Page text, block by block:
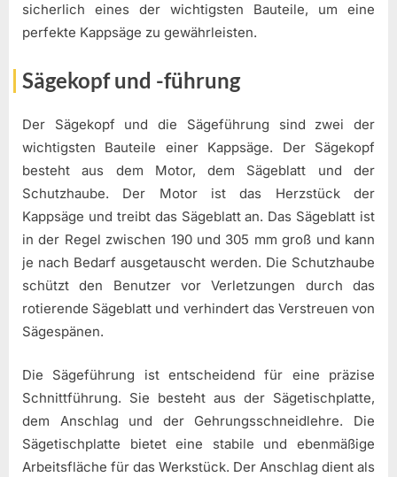
sicherlich eines der wichtigsten Bauteile, um eine
perfekte Kappsäge zu gewährleisten.
Sägekopf und -führung
Der Sägekopf und die Sägeführung sind zwei der
wichtigsten Bauteile einer Kappsäge. Der Sägekopf
besteht aus dem Motor, dem Sägeblatt und der
Schutzhaube. Der Motor ist das Herzstück der
Kappsäge und treibt das Sägeblatt an. Das Sägeblatt ist
in der Regel zwischen 190 und 305 mm groß und kann
je nach Bedarf ausgetauscht werden. Die Schutzhaube
schützt den Benutzer vor Verletzungen durch das
rotierende Sägeblatt und verhindert das Verstreuen von
Sägespänen.
Die Sägeführung ist entscheidend für eine präzise
Schnittführung. Sie besteht aus der Sägetischplatte,
dem Anschlag und der Gehrungsschneidlehre. Die
Sägetischplatte bietet eine stabile und ebenmäßige
Arbeitsfläche für das Werkstück. Der Anschlag dient als